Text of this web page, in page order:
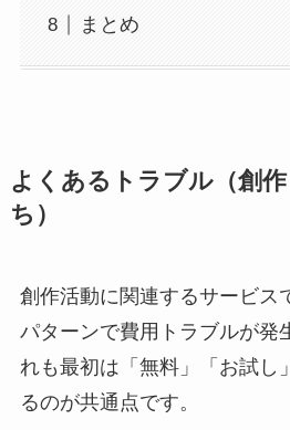
まとめ
よくあるトラブル（創
ち）
創作活動に関連するサービス
パターンで費用トラブルが発
れも最初は「無料」「お試し
るのが共通点です。